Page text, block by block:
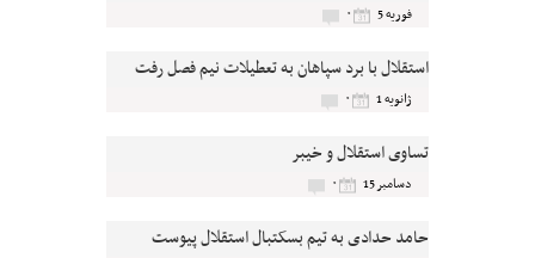
فوریه 5 ۰
استقلال با برد سپاهان به تعطیلات نیم فصل رفت
ژانویه 1 ۰
تساوی استقلال و خیبر
دسامبر 15 ۰
حامد حدادی به تیم بسکتبال استقلال پیوست